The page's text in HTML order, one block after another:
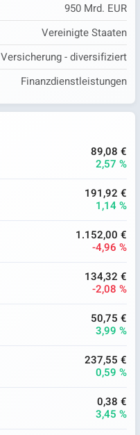
950 Mrd. EUR
Vereinigte Staaten
Versicherung - diversifiziert
Finanzdienstleistungen
89,08 €
2,57 %
191,92 €
1,14 %
1.152,00 €
-4,96 %
134,32 €
-2,08 %
50,75 €
3,99 %
237,55 €
0,59 %
0,38 €
3,45 %